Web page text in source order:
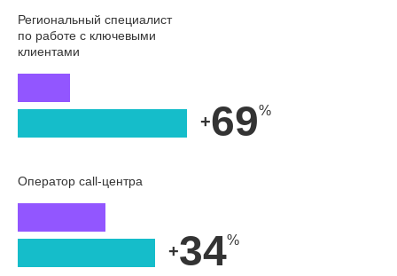
+69
Региональный специалист
по работе с ключевыми
клиентами
+34
Оператор call-центра